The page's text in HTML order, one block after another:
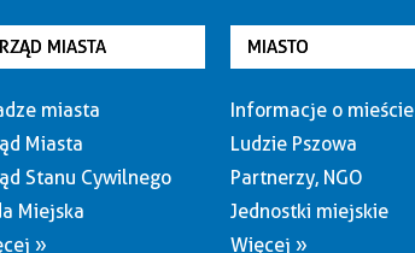
MIASTA
miasta
Miasta
Stanu Cywilnego
Miejska
»
MIASTO
Informacje o mieście
Ludzie Pszowa
Partnerzy, NGO
Jednostki miejskie
Więcej »